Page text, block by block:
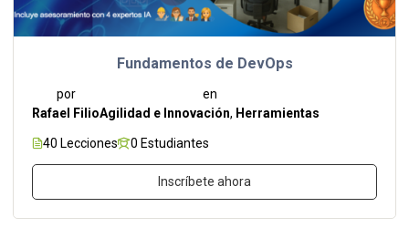
Fundamentos de DevOps
por
Rafael Filio
en
Agilidad e Innovación, Herramientas
40 Lecciones 0 Estudiantes
Inscríbete ahora